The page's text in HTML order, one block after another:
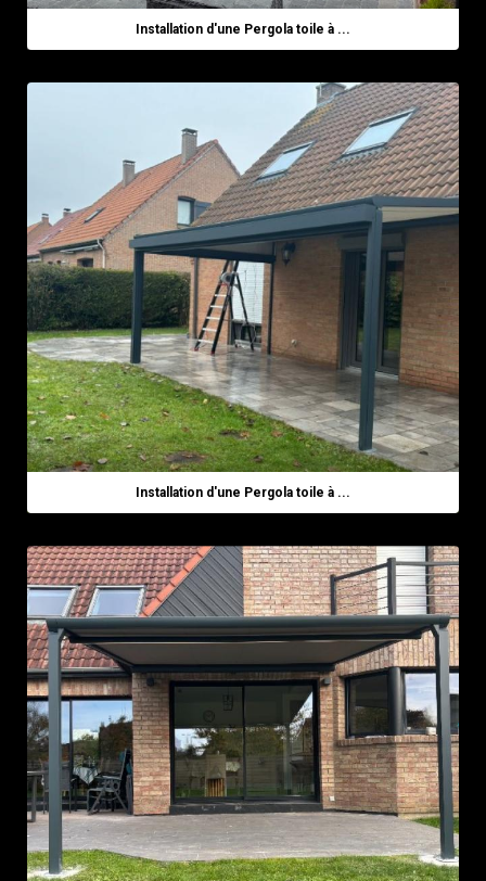
Installation d'une Pergola toile à ...
Installation d'une Pergola toile à ...